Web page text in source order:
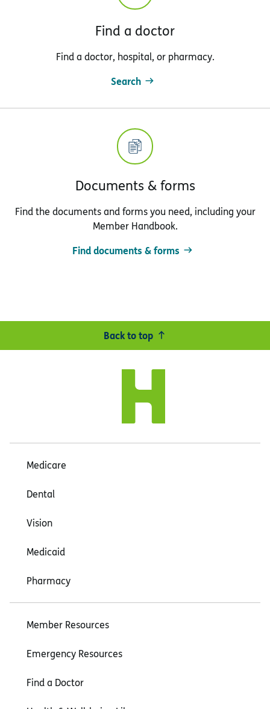
Find a doctor
Find a doctor, hospital, or pharmacy.
Search
Documents & forms
Find the documents and forms you need, including your
Member Handbook.
Find documents & forms
Back to top
Medicare
Dental
Vision
Medicaid
Pharmacy
Member Resources
Emergency Resources
Find a Doctor